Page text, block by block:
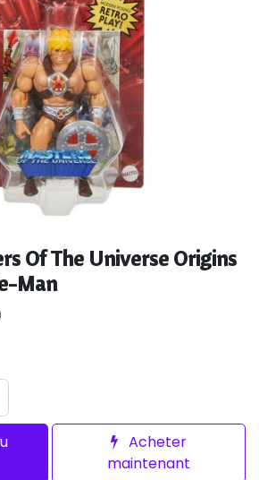
Of The Universe Origins
Man
Acheter
maintenant